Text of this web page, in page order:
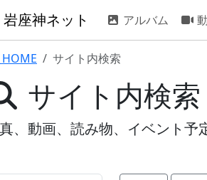
岩座神ネット アルバム
HOME サイト内検索
サイト内検索
、動画、読み物、イベント予